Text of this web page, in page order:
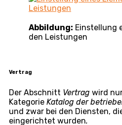
CDESK-Einstellungen
Standort in den
anbieten – eine Option, die
Standorte
definieren:
Name/Notiz – geben Sie
vordefinierten Transports
beim Ausfüllen der
auswählen können